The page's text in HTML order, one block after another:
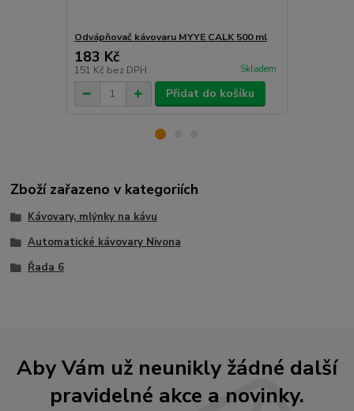
Odvápňovač kávovaru MYYE CALK 500 ml
183 Kč
151 Kč bez DPH Skladem
Přidat do košíku
Zboží zařazeno v kategoriích
Kávovary, mlýnky na kávu
Automatické kávovary Nivona
Řada 6
Aby Vám už neunikly žádné další
pravidelné akce a novinky.